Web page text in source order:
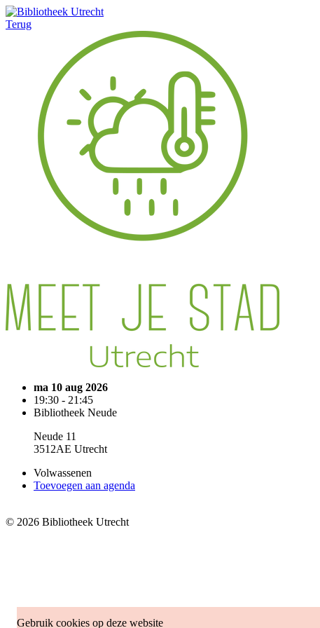
Gebruik cookies op deze website
Terug
ma 10 aug 2026
19:30 - 21:45
Bibliotheek Neude
Neude 11
3512AE Utrecht
Volwassenen
Toevoegen aan agenda
© 2026 Bibliotheek Utrecht